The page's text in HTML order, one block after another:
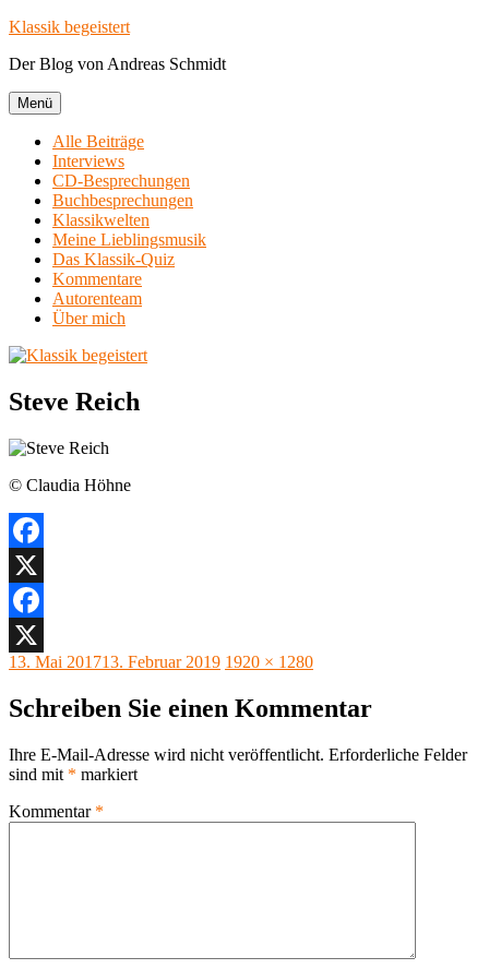
Zum
springen
Klassik begeistert
Der Blog von Andreas Schmidt
Menü
Alle Beiträge
Interviews
CD-Besprechungen
Buchbesprechungen
Klassikwelten
Meine Lieblingsmusik
Das Klassik-Quiz
Kommentare
Autorenteam
Über mich
Steve Reich
© Claudia Höhne
Facebook
X
Facebook
X
Veröffentlicht
13. Mai 201713. Februar 2019 Originalgröße
1920 × 1280
Schreiben Sie einen Kommentar
Ihre E-Mail-Adresse wird nicht veröffentlicht. Erforderliche Felder
sind mit * markiert
Kommentar *